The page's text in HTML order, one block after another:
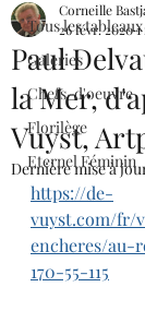
Tous les tableaux
Galeries
Chefs-d'oeuvre
Florilège
Eternel Féminin
Paul
la Mer,
Vuyst,
Corneille
26 févr. 2020
Dernière mise à
https://de-
vuyst.com/fr/
encheres/au-
170-55-115